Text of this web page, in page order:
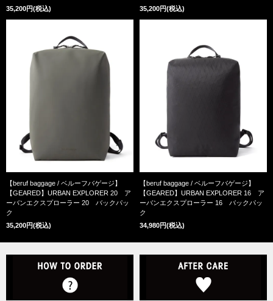
35,200円(税込)
35,200円(税込)
【beruf baggage / ベルーフバゲージ】
【GEARED】URBAN EXPLORER 20 ア
ーバンエクスプローラー 20 バックパッ
ク
35,200円(税込)
【beruf baggage / ベルーフバゲージ】
【GEARED】URBAN EXPLORER 16 ア
ーバンエクスプローラー 16 バックパッ
ク
34,980円(税込)
HOW TO ORDER